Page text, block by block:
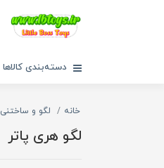
دسته‌بندی کالاها
خانه لگو و ساختنی
لگو هری پاتر